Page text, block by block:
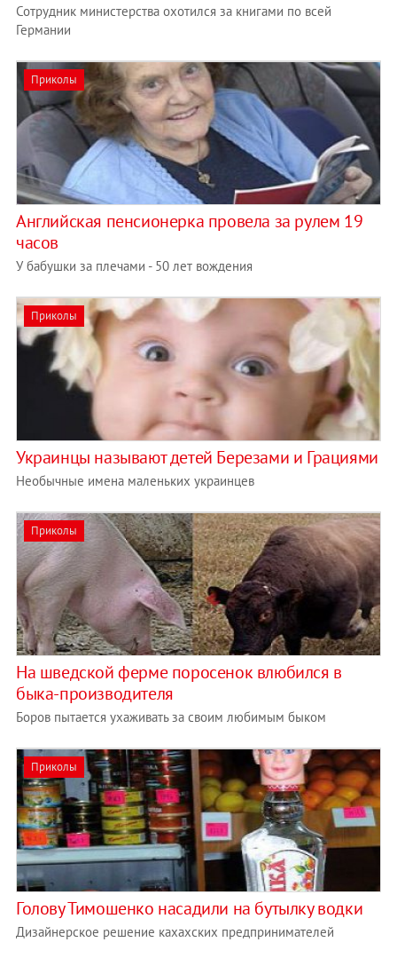
Сотрудник министерства охотился за книгами по всей
Германии
Приколы
Английская пенсионерка провела за рулем 19
часов
У бабушки за плечами - 50 лет вождения
Приколы
Украинцы называют детей Березами и Грациями
Необычные имена маленьких украинцев
Приколы
На шведской ферме поросенок влюбился в
быка-производителя
Боров пытается ухаживать за своим любимым быком
Приколы
Голову Тимошенко насадили на бутылку водки
Дизайнерское решение кахахских предпринимателей